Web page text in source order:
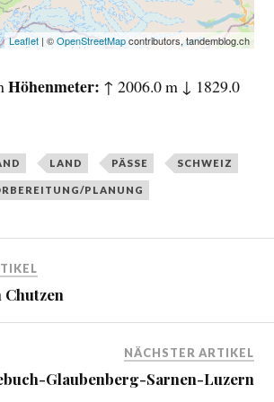
Leaflet| ©OpenStreetMapcontributors, tandemblog.ch
Höhenmeter ↑ 2006.0 m ↓ 1829.0
LAND PÄSSE SCHWEIZ
PLANUNG
Chutzen
NÄCHSTER ARTIKEL
Glaubenberg-Sarnen-Luzern